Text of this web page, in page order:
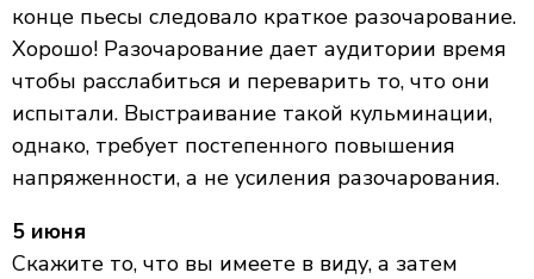
конце пьесы следовало краткое разочарование.
Хорошо! Разочарование дает аудитории время
чтобы расслабиться и переварить то, что они
испытали. Выстраивание такой кульминации,
однако, требует постепенного повышения
напряженности, а не усиления разочарования.
5 июня
Скажите то, что вы имеете в виду, а затем